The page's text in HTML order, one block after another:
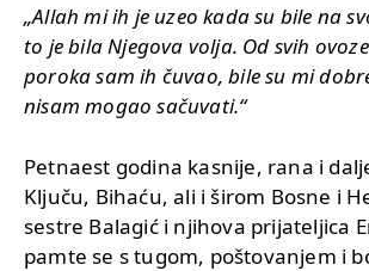
„Allah mi ih je uzeo kada su bile na
to je bila Njegova volja. Od svih
poroka sam ih čuvao, bile su mi
nisam mogao sačuvati.“
Petnaest godina kasnije, rana i
Ključu, Bihaću, ali i širom Bosne i
sestre Balagić i njihova prijateljica
pamte se s tugom, poštovanjem i